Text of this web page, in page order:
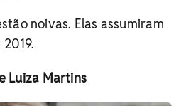
noivas. Elas assumiram
Luiza Martins